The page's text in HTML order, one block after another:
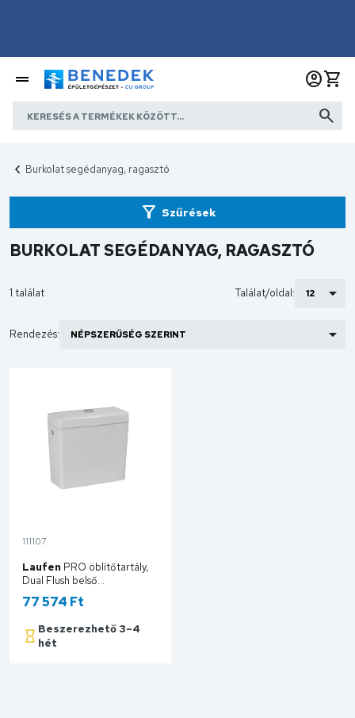
Burkolat segédanyag, ragasztó
BURKOLAT SEGÉDANYAG, RAGASZTÓ
1 találat Találat/oldal:
Rendezés:
111107
Laufen PRO öblítőtartály,
Dual Flush belső
szerelvénnyel, 6/3 l
öblítővízzel, vízbevezetés
H8269520009721
77 574 Ft
Beszerezhető 3–4
hét
Szűrések